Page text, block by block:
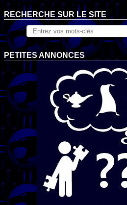
RECHERCHE SUR LE SITE
PETITES ANNONCES